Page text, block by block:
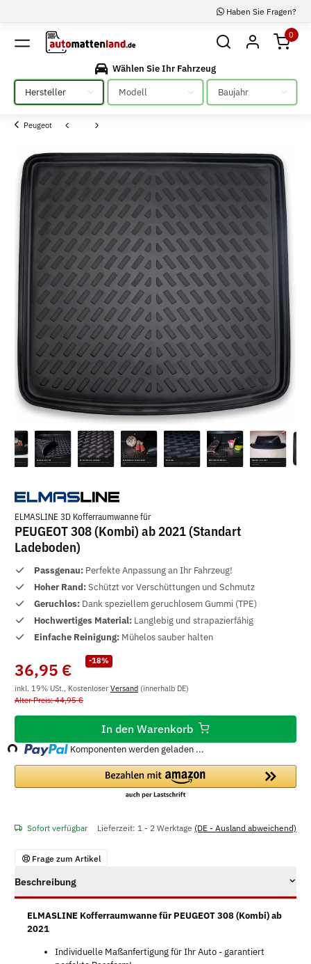
Haben Sie Fragen?
0
Wählen Sie Ihr Fahrzeug
Bitte auswählen
Bitte auswählen Bitte auswählen
Peugeot
ELMASLINE 3D Kofferraumwanne für
PEUGEOT 308 (Kombi) ab 2021 (Standart
Ladeboden)
Passgenau: Perfekte Anpassung an Ihr Fahrzeug!
Hoher Rand:Schützt vor Verschüttungen und Schmutz
Geruchlos: Dank speziellem geruchlosem Gummi (TPE)
Hochwertiges Material: Langlebig und strapazierfähig
Einfache Reinigung: Mühelos sauber halten
-18%
36,95 €
inkl. 19% USt., Kostenloser Versand (innerhalb DE)
Alter Preis: 44,95 €
In den Warenkorb
Loading... Komponenten werden geladen ...
Sofort verfügbar Lieferzeit: 1 - 2 Werktage (DE - Ausland abweichend)
Frage zum Artikel
Beschreibung
ELMASLINE Kofferraumwanne für PEUGEOT 308 (Kombi) ab
2021
Individuelle Maßanfertigung für Ihr Auto - garantiert